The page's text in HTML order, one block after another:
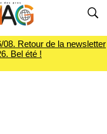
Retour de la newsletter
Bel été !